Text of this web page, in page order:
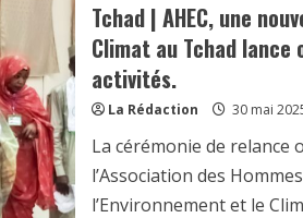
Tchad | AHEC, une
Climat au Tchad
activités.
La Rédaction 30 mai
La cérémonie de relance
l’Association des
l’Environnement et le